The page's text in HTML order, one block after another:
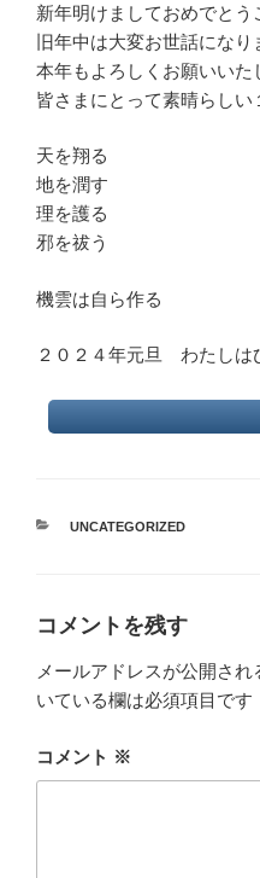
新年明けましておめでとう
旧年中は大変お世話になり
本年もよろしくお願いいた
皆さまにとって素晴らしい
天を翔る
地を潤す
理を護る
邪を祓う
機雲は自ら作る
２０２４年元旦 わたしは
カ
UNCATEGORIZED
コメントを残す
メールアドレスが公開され
いている欄は必須項目です
コメント ※